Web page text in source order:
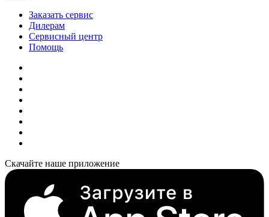
Заказать сервис
Дилерам
Сервисный центр
Помощь
Скачайте наше приложение